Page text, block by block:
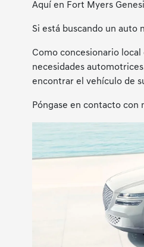
Aquí en Fort Myers
Si está buscando un auto
Como concesionario
necesidades
encontrar el vehículo de
Póngase en contacto con